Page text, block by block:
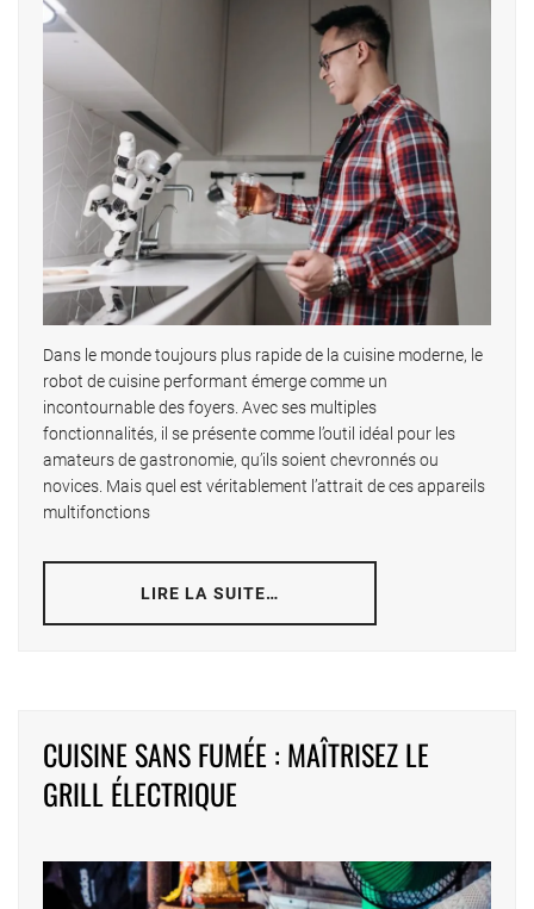
Dans le monde toujours plus rapide de la cuisine moderne, le
robot de cuisine performant émerge comme un
incontournable des foyers. Avec ses multiples
fonctionnalités, il se présente comme l’outil idéal pour les
amateurs de gastronomie, qu’ils soient chevronnés ou
novices. Mais quel est véritablement l’attrait de ces appareils
multifonctions
LIRE LA SUITE…
CUISINE SANS FUMÉE : MAÎTRISEZ LE
GRILL ÉLECTRIQUE